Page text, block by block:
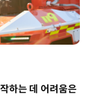
하는 데 어려움은